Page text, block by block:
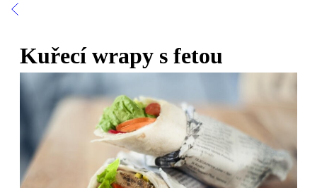
Kuřecí wrapy s fetou